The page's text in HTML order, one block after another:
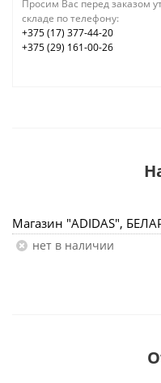
Просим Вас перед заказом
складе по телефону:
+375 (17) 377-44-20
+375 (29) 161-00-26
Магазин "ADIDAS",
Нет в наличии